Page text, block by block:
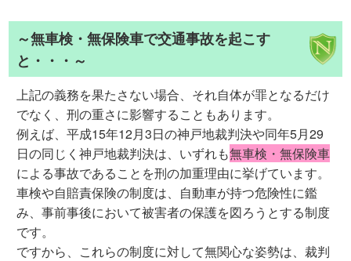
～無車検・無保険車で交通事故を起こす
と・・・～
上記の義務を果たさない場合、それ自体が罪となるだけ
でなく、刑の重さに影響することもあります。
例えば、平成15年12月3日の神戸地裁判決や同年5月29
日の同じく神戸地裁判決は、いずれも無車検・無保険車
による事故であることを刑の加重理由に挙げています。
車検や自賠責保険の制度は、自動車が持つ危険性に鑑
み、事前事後において被害者の保護を図ろうとする制度
です。
ですから、これらの制度に対して無関心な姿勢は、裁判